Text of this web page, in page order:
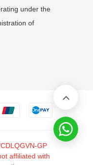
under the
of
GP
affiliated with